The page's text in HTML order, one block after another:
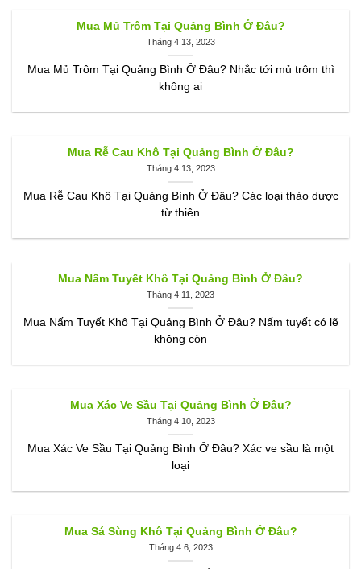
Mua Mủ Trôm Tại Quảng Bình Ở Đâu?
Tháng 4 13, 2023
Mua Mủ Trôm Tại Quảng Bình Ở Đâu? Nhắc tới mủ trôm thì
không ai
Mua Rễ Cau Khô Tại Quảng Bình Ở Đâu?
Tháng 4 13, 2023
Mua Rễ Cau Khô Tại Quảng Bình Ở Đâu? Các loại thảo dược
từ thiên
Mua Nấm Tuyết Khô Tại Quảng Bình Ở Đâu?
Tháng 4 11, 2023
Mua Nấm Tuyết Khô Tại Quảng Bình Ở Đâu? Nấm tuyết có lẽ
không còn
Mua Xác Ve Sầu Tại Quảng Bình Ở Đâu?
Tháng 4 10, 2023
Mua Xác Ve Sầu Tại Quảng Bình Ở Đâu? Xác ve sầu là một
loại
Mua Sá Sùng Khô Tại Quảng Bình Ở Đâu?
Tháng 4 6, 2023